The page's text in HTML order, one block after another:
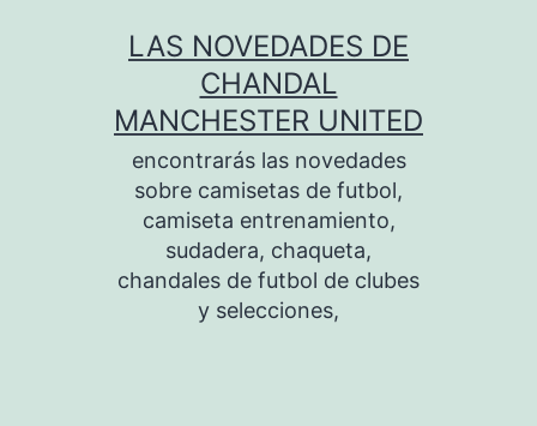
LAS NOVEDADES DE
CHANDAL
MANCHESTER UNITED
encontrarás las novedades
sobre camisetas de futbol,
camiseta entrenamiento,
sudadera, chaqueta,
chandales de futbol de clubes
y selecciones,